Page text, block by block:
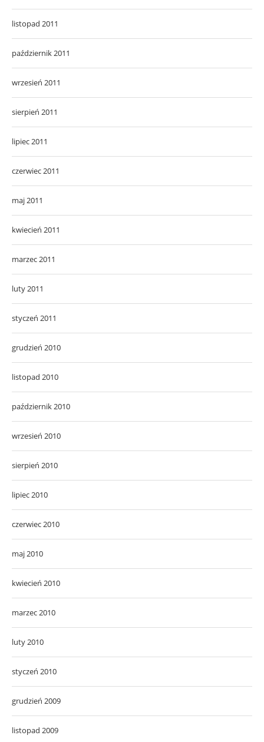
listopad 2011
październik 2011
wrzesień 2011
sierpień 2011
lipiec 2011
czerwiec 2011
maj 2011
kwiecień 2011
marzec 2011
luty 2011
styczeń 2011
grudzień 2010
listopad 2010
październik 2010
wrzesień 2010
sierpień 2010
lipiec 2010
czerwiec 2010
maj 2010
kwiecień 2010
marzec 2010
luty 2010
styczeń 2010
grudzień 2009
listopad 2009